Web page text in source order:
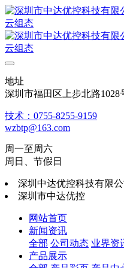
地址
深圳市福田区上步北路1028
技术：0755-8255-9159
wzbtp@163.com
周一至周六
周日、节假日
深圳中达优控科技有限公
深圳市中达优控
网站首页
新闻资讯
全部 公司动态 业界资
产品展示